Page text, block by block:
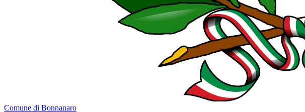
Comune di Bonnanaro